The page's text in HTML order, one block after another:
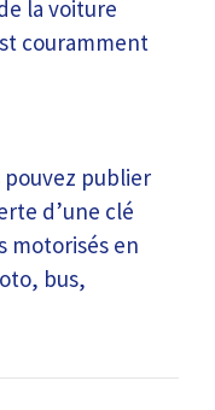
la voiture
couramment
pouvez publier
d’une clé
motorisés en
bus,